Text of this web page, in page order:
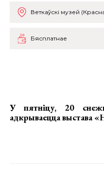
Веткаўскі музей
Бясплатнае
У пятніцу, 20
адкрываеццавыстава